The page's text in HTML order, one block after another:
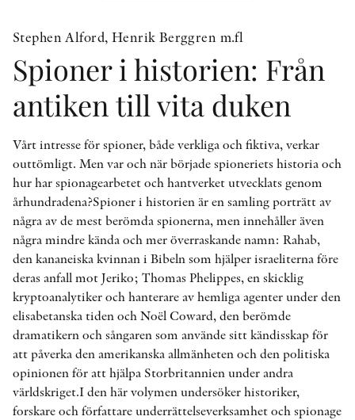
Stephen Alford, Henrik Berggren m.fl
Spioner i historien: Från
antiken till vita duken
Vårt intresse för spioner, både verkliga och fiktiva, verkar
outtömligt. Men var och när började spioneriets historia och
hur har spionagearbetet och hantverket utvecklats genom
århundradena?Spioner i historien är en samling porträtt av
några av de mest berömda spionerna, men innehåller även
några mindre kända och mer överraskande namn: Rahab,
den kananeiska kvinnan i Bibeln som hjälper israeliterna före
deras anfall mot Jeriko; Thomas Phelippes, en skicklig
kryptoanalytiker och hanterare av hemliga agenter under den
elisabetanska tiden och Noël Coward, den berömde
dramatikern och sångaren som använde sitt kändisskap för
att påverka den amerikanska allmänheten och den politiska
opinionen för att hjälpa Storbritannien under andra
världskriget.I den här volymen undersöker historiker,
forskare och författare underrättelseverksamhet och spionage